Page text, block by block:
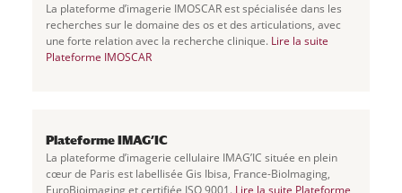
La plateforme d’imagerie IMOSCAR est spécialisée dans les
recherches sur le domaine des os et des articulations, avec
une forte relation avec la recherche clinique. Lire la suite
Plateforme IMOSCAR
Plateforme IMAG’IC
La plateforme d’imagerie cellulaire IMAG’IC située en plein
cœur de Paris est labellisée Gis Ibisa, France-BioImaging,
EuroBioimaging et certifiée ISO 9001. Lire la suite Plateforme